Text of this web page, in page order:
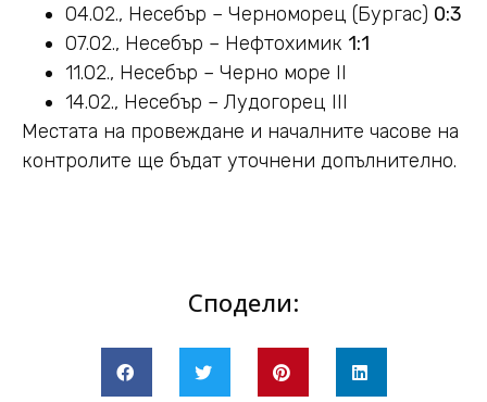
04.02., Несебър – Черноморец (Бургас) 0:3
07.02., Несебър – Нефтохимик 1:1
11.02., Несебър – Черно море II
14.02., Несебър – Лудогорец III
Местата на провеждане и началните часове на
контролите ще бъдат уточнени допълнително.
Сподели: